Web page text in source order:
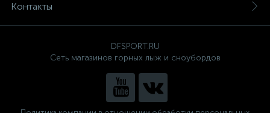
Контакты
DFSPORT.RU
Сеть магазинов горных лыж и сноубордов